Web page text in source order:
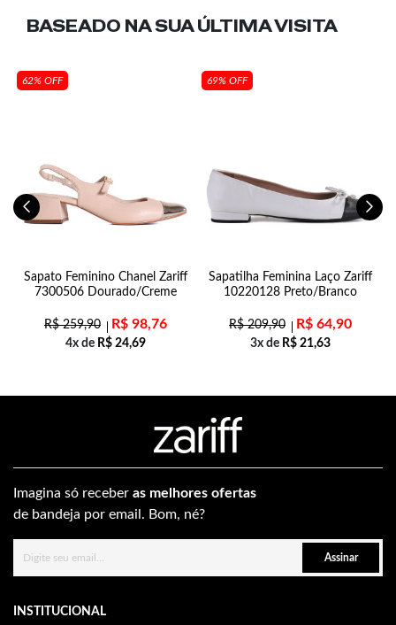
BASEADO NA SUAÚLTIMA VISITA
62% OFF
Sapato Feminino Chanel Zariff
7300506 Dourado/Creme
R$259,90 R$ 98,76
4x de R$ 24,69
69% OFF
Sapatilha Feminina Laço Zariff
10220128 Preto/Branco
R$209,90 R$ 64,90
3x de R$ 21,63
Imagina só receber as melhores ofertas
de bandeja por email. Bom, né?
Assinar
INSTITUCIONAL